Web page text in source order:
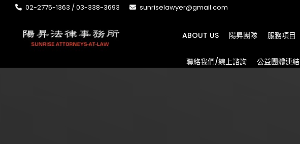
02-2775-1363 / 03-338-3693 sunriselawyer@gmail.com
ABOUT US 陽昇團隊 服務項目
聯絡我們/線上諮詢 公益團體連結